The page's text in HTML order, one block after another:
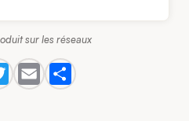
sur les réseaux